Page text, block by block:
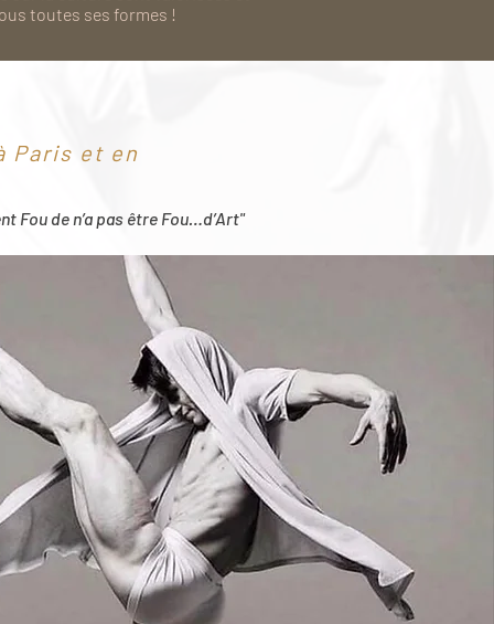
toutes ses formes !
Paris et en
Fou de n’a pas être Fou…d’Art"